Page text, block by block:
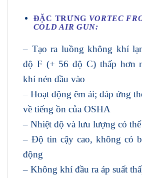
ĐẶC TRƯNG VORTEC
COLD AIR GUN:
– Tạo ra luồng không khí
độ F (+ 56 độ C) thấp hơn
khí nén đầu vào
– Hoạt động êm ái; đáp ứng
về tiếng ồn của OSHA
– Nhiệt độ và lưu lượng có
– Độ tin cậy cao, không có
động
– Không khí đầu ra áp suất